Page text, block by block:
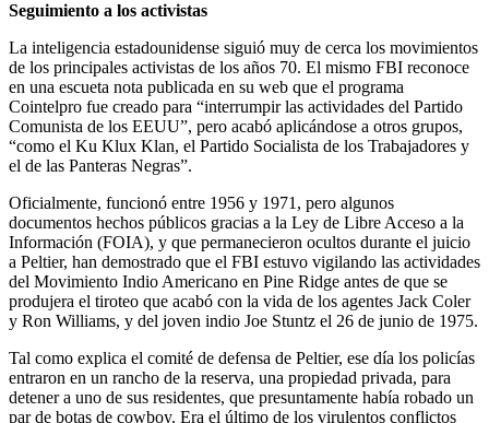
Seguimiento a los activistas
La inteligencia estadounidense siguió muy de cerca los movimientos
de los principales activistas de los años 70. El mismo FBI reconoce
en una escueta nota publicada en su web que el programa
Cointelpro fue creado para “interrumpir las actividades del Partido
Comunista de los EEUU”, pero acabó aplicándose a otros grupos,
“como el Ku Klux Klan, el Partido Socialista de los Trabajadores y
el de las Panteras Negras”.
Oficialmente, funcionó entre 1956 y 1971, pero algunos
documentos hechos públicos gracias a la Ley de Libre Acceso a la
Información (FOIA), y que permanecieron ocultos durante el juicio
a Peltier, han demostrado que el FBI estuvo vigilando las actividades
del Movimiento Indio Americano en Pine Ridge antes de que se
produjera el tiroteo que acabó con la vida de los agentes Jack Coler
y Ron Williams, y del joven indio Joe Stuntz el 26 de junio de 1975.
Tal como explica el comité de defensa de Peltier, ese día los policías
entraron en un rancho de la reserva, una propiedad privada, para
detener a uno de sus residentes, que presuntamente había robado un
par de botas de cowboy. Era el último de los virulentos conflictos